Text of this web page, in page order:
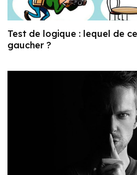
Test de logique : lequel de
gaucher ?